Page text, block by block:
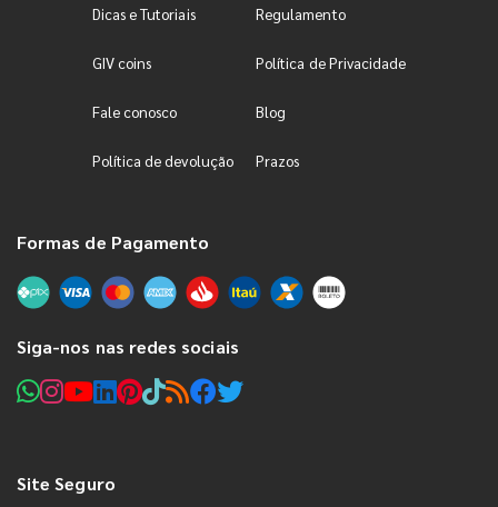
Dicas e Tutoriais Regulamento
GIV coins Política de Privacidade
Fale conosco Blog
Política de devolução Prazos
Formas de Pagamento
Siga-nos nas redes sociais
Site Seguro